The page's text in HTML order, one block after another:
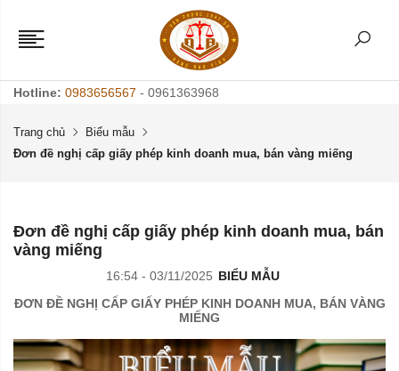
Hotline: 0983656567 - 0961363968
Trang chủ
Biểu mẫu
Đơn đề nghị cấp giấy phép kinh doanh mua, bán vàng miếng
Đơn đề nghị cấp giấy phép kinh doanh mua, bán
vàng miếng
16:54 - 03/11/2025 BIỂU MẪU
ĐƠN ĐỀ NGHỊ CẤP GIẤY PHÉP KINH DOANH MUA, BÁN VÀNG
MIẾNG